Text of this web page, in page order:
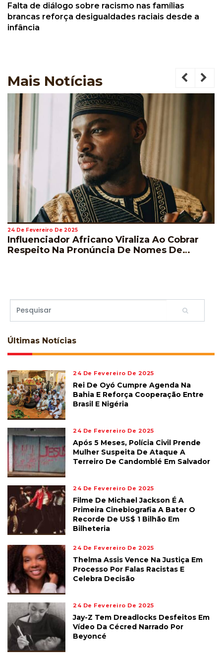
Falta de diálogo sobre racismo nas famílias
brancas reforça desigualdades raciais desde a
infância
Mais Notícias
24 De Fevereiro De 2025
Influenciador Africano Viraliza Ao Cobrar
Respeito Na Pronúncia De Nomes De
Últimas Notícias
24 De Fevereiro De 2025
Rei De Oyó Cumpre Agenda Na
Bahia E Reforça Cooperação Entre
Brasil E Nigéria
24 De Fevereiro De 2025
Após 5 Meses, Polícia Civil Prende
Mulher Suspeita De Ataque A
Terreiro De Candomblé Em Salvador
24 De Fevereiro De 2025
Filme De Michael Jackson É A
Primeira Cinebiografia A Bater O
Recorde De US$ 1 Bilhão Em
Bilheteria
24 De Fevereiro De 2025
Thelma Assis Vence Na Justiça Em
Processo Por Falas Racistas E
Celebra Decisão
24 De Fevereiro De 2025
Jay-Z Tem Dreadlocks Desfeitos Em
Vídeo Da Cécred Narrado Por
Beyoncé